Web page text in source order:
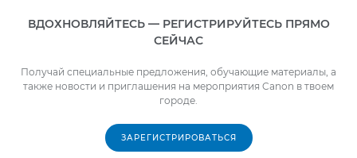
ВДОХНОВЛЯЙТЕСЬ — РЕГИСТРИРУЙТЕСЬ ПРЯМО
СЕЙЧАС
Получай специальные предложения, обучающие материалы, а
также новости и приглашения на мероприятия Canon в твоем
городе.
ЗАРЕГИСТРИРОВАТЬСЯ